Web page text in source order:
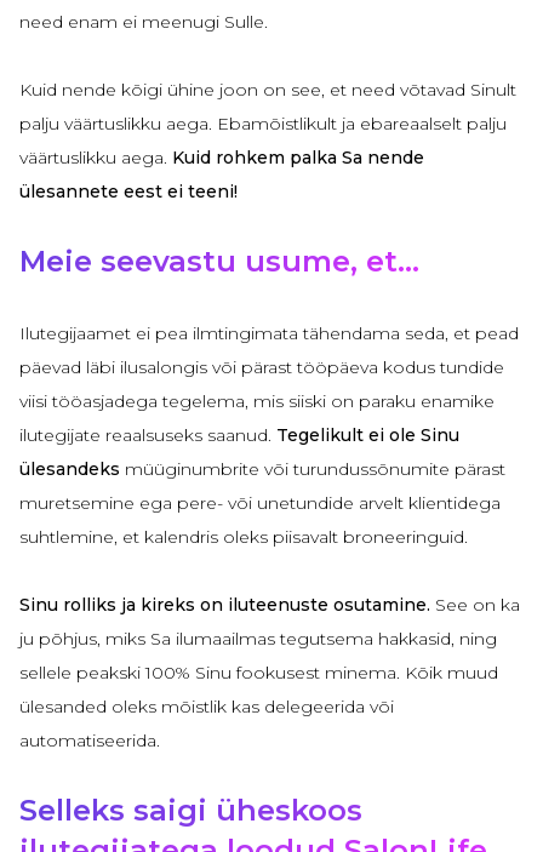
need enam ei meenugi Sulle.
Kuid nende kõigi ühine joon on see, et need võtavad Sinult
palju väärtuslikku aega. Ebamõistlikult ja ebareaalselt palju
väärtuslikku aega. Kuid rohkem palka Sa nende
ülesannete eest ei teeni!
Meie seevastu usume, et...
Ilutegijaamet ei pea ilmtingimata tähendama seda, et pead
päevad läbi ilusalongis või pärast tööpäeva kodus tundide
viisi tööasjadega tegelema, mis siiski on paraku enamike
ilutegijate reaalsuseks saanud. Tegelikult ei ole Sinu
ülesandeks müüginumbrite või turundussõnumite pärast
muretsemine ega pere- või unetundide arvelt klientidega
suhtlemine, et kalendris oleks piisavalt broneeringuid.
Sinu rolliks ja kireks on iluteenuste osutamine. See on ka
ju põhjus, miks Sa ilumaailmas tegutsema hakkasid, ning
sellele peakski 100% Sinu fookusest minema. Kõik muud
ülesanded oleks mõistlik kas delegeerida või
automatiseerida.
Selleks saigi üheskoos